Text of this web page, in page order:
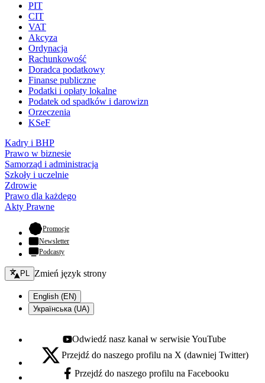
PIT
CIT
VAT
Akcyza
Ordynacja
Rachunkowość
Doradca podatkowy
Finanse publiczne
Podatki i opłaty lokalne
Podatek od spadków i darowizn
Orzeczenia
KSeF
Kadry i BHP
Prawo w biznesie
Samorząd i administracja
Szkoły i uczelnie
Zdrowie
Prawo dla każdego
Akty Prawne
Promocje- otwiera się w nowej karcie
Newsletter
Podcasty
Zmień język - bieżący:
PL Zmień język strony
English (EN)
Українська (UA)
Youtube - otwiera się w nowej karcie
Odwiedź nasz kanał w serwisie YouTube
X - otwiera się w nowej karcie
Przejdź do naszego profilu na X (dawniej Twitter)
Facebook - otwiera się w nowej karcie
Przejdź do naszego profilu na Facebooku